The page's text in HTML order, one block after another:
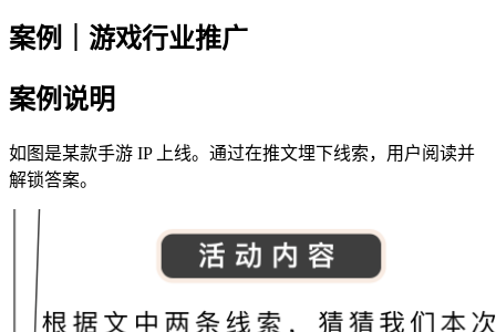
案例｜游戏行业推广
案例说明
如图是某款手游 IP 上线。通过在推文埋下线索，用户阅读并
解锁答案。